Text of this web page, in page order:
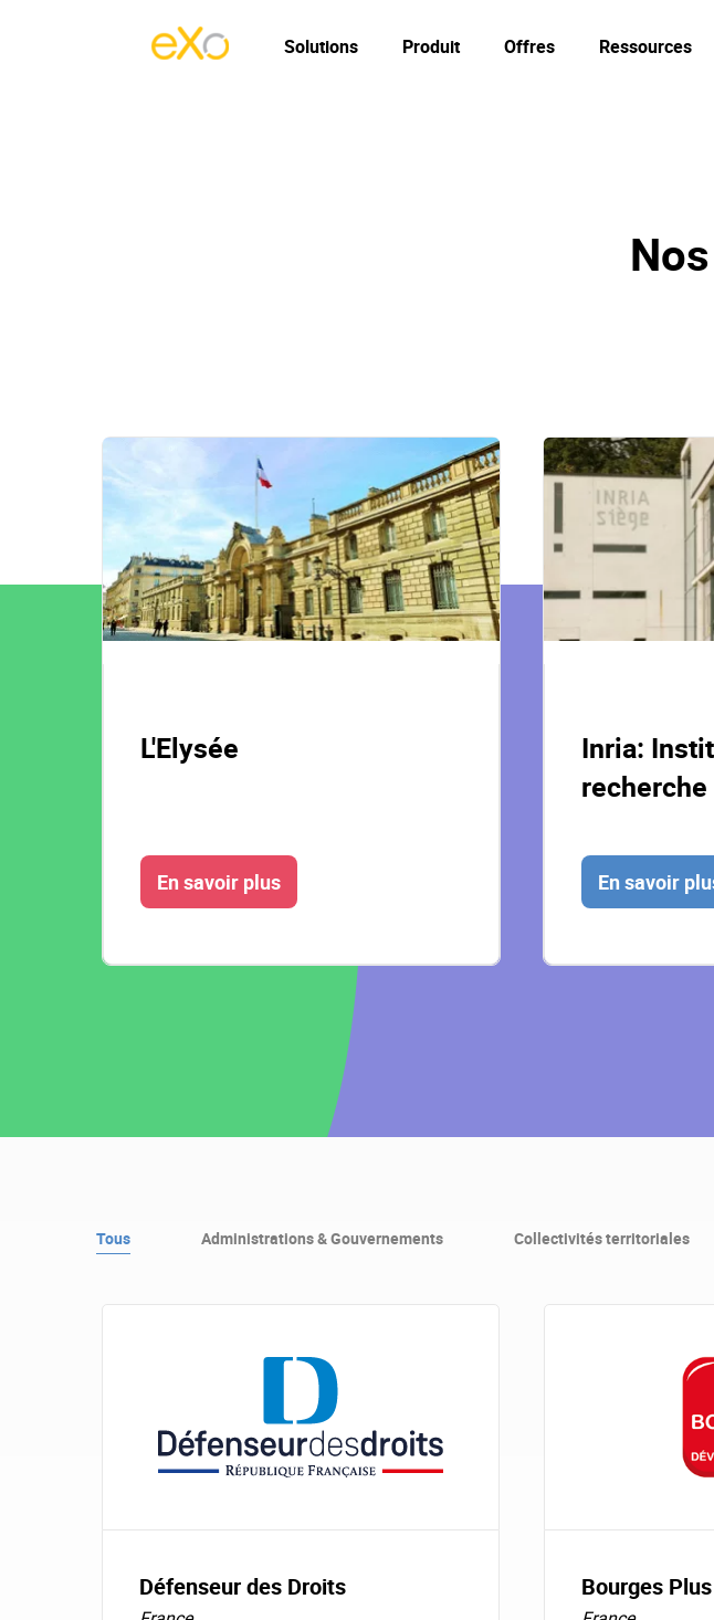
Solutions Produit Offres Ressources
L'Elysée
En savoir plus
Inria:
recherche
En savoir
Tous Administrations & Gouvernements Collectivités territoriales
Défenseur des Droits Bourges Plus